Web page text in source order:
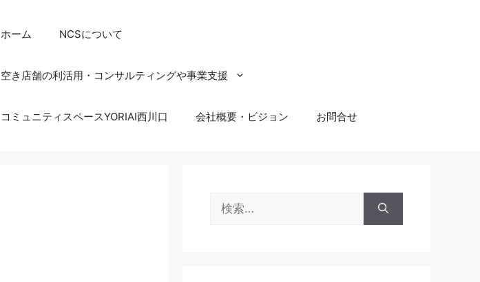
ホーム NCSについて
空き店舗の利活用・コンサルティングや事業支援
コミュニティスペースYORIAI西川口 会社概要・ビジョン お問合せ
索: